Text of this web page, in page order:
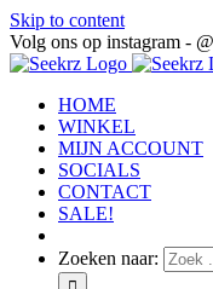
Skip to content
Volg ons op instagram -
HOME
WINKEL
MIJN ACCOUNT
SOCIALS
CONTACT
SALE!
Zoeken naar: